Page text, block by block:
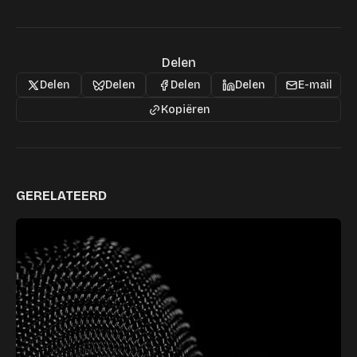
Delen
Delen Delen Delen Delen
E-mail
Kopiëren
GERELATEERD